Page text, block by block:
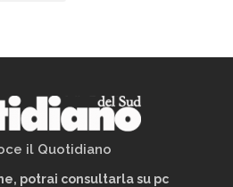
il Quotidiano
potrai consultarla su pc